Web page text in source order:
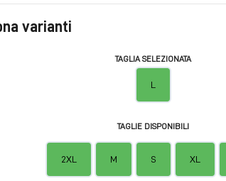
varianti
TAGLIA SELEZIONATA
L
TAGLIE DISPONIBILI
2XL M S XL